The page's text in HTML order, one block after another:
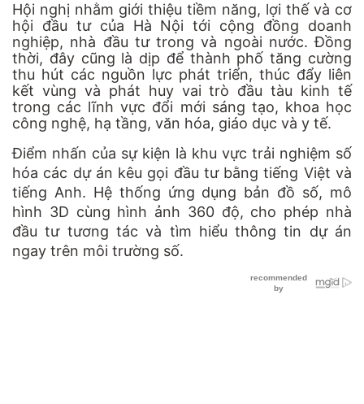
Hội nghị nhằm giới thiệu tiềm năng, lợi thế và cơ
hội đầu tư của Hà Nội tới cộng đồng doanh
nghiệp, nhà đầu tư trong và ngoài nước. Đồng
thời, đây cũng là dịp để thành phố tăng cường
thu hút các nguồn lực phát triển, thúc đẩy liên
kết vùng và phát huy vai trò đầu tàu kinh tế
trong các lĩnh vực đổi mới sáng tạo, khoa học
công nghệ, hạ tầng, văn hóa, giáo dục và y tế.
Điểm nhấn của sự kiện là khu vực trải nghiệm số
hóa các dự án kêu gọi đầu tư bằng tiếng Việt và
tiếng Anh. Hệ thống ứng dụng bản đồ số, mô
hình 3D cùng hình ảnh 360 độ, cho phép nhà
đầu tư tương tác và tìm hiểu thông tin dự án
ngay trên môi trường số.